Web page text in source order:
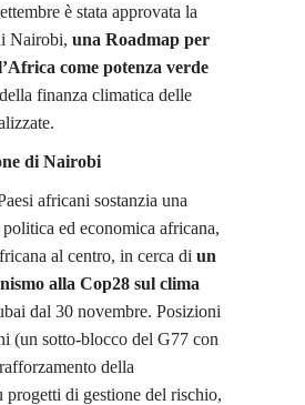
è stata approvata la
Nairobi, una Roadmap per
come potenza verde
finanza climatica delle
di Nairobi
africani sostanzia una
ed economica africana,
al centro, in cerca di un
alla Cop28 sul clima
dal 30 novembre. Posizioni
(un sotto-blocco del G77 con
della
progetti di gestione del rischio,